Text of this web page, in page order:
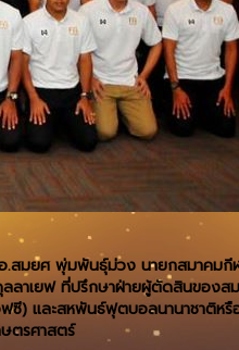
มยศ พุ่มพันธุ์ม่วง นายกสมาคมกีฬ
าเยฟ ที่ปรึกษาฝ่ายผู้ตัดสินของส
และสหพันธ์ฟุตบอลนานาชาติหรื
ตรศาสตร์